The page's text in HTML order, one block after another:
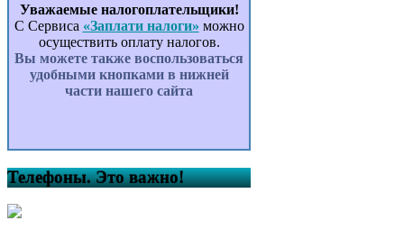
Уважаемые налогоплательщики!
С Сервиса «Заплати налоги» можно
осуществить оплату налогов.
Вы можете также воспользоваться
удобными кнопками в нижней
части нашего сайта
Телефоны. Это важно!